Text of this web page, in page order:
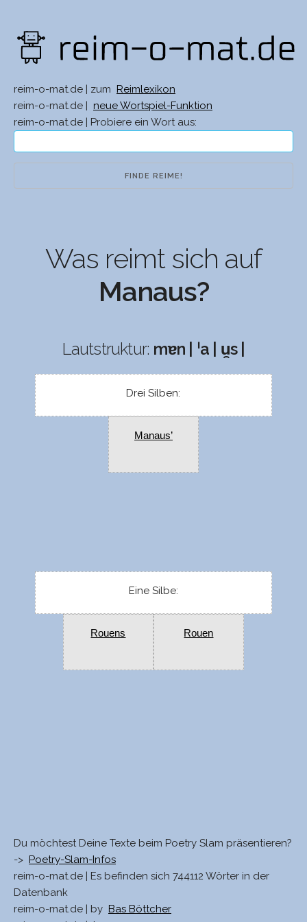
reim-o-mat.de | zum
Reimlexikon
reim-o-mat.de |
neue Wortspiel-Funktion
reim-o-mat.de | Probiere ein Wort aus:
Was reimt sich auf
Manaus?
Lautstruktur: mɐn | ˈa | u̯s |
Drei Silben:
Manaus’
Eine Silbe:
Rouens Rouen
Du möchtest Deine Texte beim Poetry Slam präsentieren?
-> Poetry-Slam-Infos
reim-o-mat.de | Es befinden sich 744112 Wörter in der
Datenbank
reim-o-mat.de | by Bas Böttcher